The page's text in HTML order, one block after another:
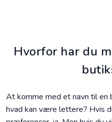
Hvorfor har du
At komme med et navn til en
hvad kan være lettere? Hvis